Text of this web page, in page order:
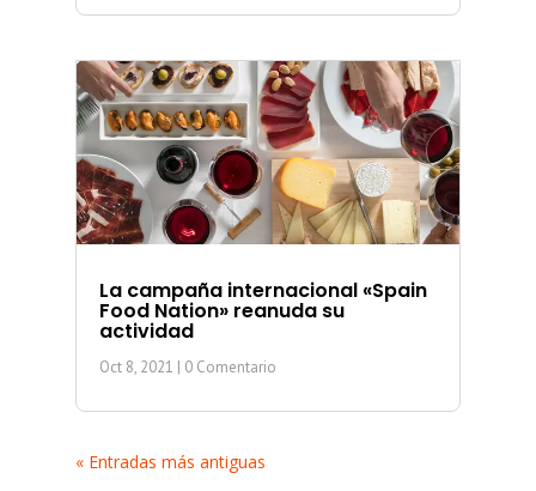
La campaña internacional «Spain
Food Nation» reanuda su
actividad
Oct 8, 2021 | 0 Comentario
« Entradas más antiguas